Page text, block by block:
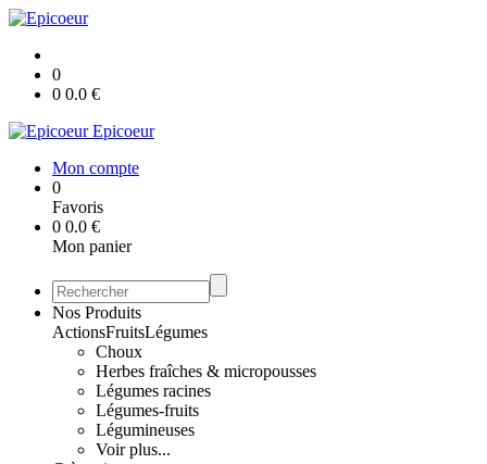
0
0 0.0 €
Epicoeur
Mon compte
0
Favoris
0 0.0 €
Mon panier
Nos Produits
ActionsFruitsLégumes
Choux
Herbes fraîches & micropousses
Légumes racines
Légumes-fruits
Légumineuses
Voir plus...